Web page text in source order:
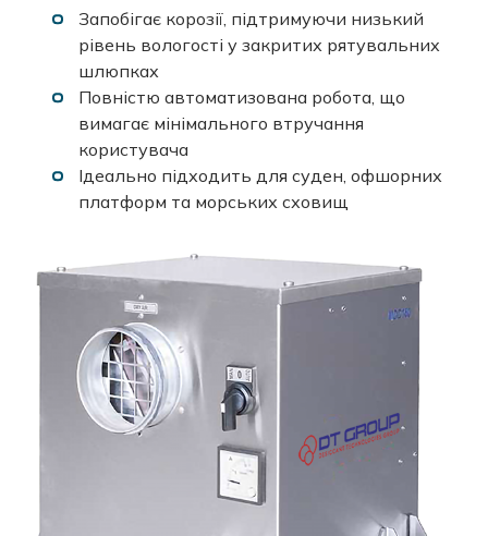
Запобігає корозії, підтримуючи низький
рівень вологості у закритих рятувальних
шлюпках
Повністю автоматизована робота, що
вимагає мінімального втручання
користувача
Ідеально підходить для суден, офшорних
платформ та морських сховищ